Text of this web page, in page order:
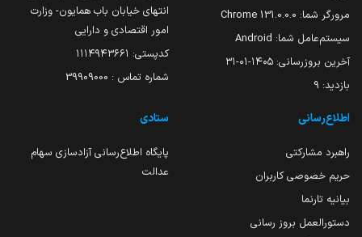
مرورگر شما: 131.0.0.0 Chrome
سیستم‌عامل شما: Android
آخرین بروزرسانی: ۱۴۰۵-۰۱-۳۱
بازدید: 9
انتهای خیابان باب همایون- وزارت
امور اقتصادی و دارایی
کدپستی: ۱۱۱۴۹۴۳۶۶۱
شماره تماس : 39909000
اطلاع‌رسانی
راهبرد مشارکتی
حریم خصوصی کاربران
بیانیه تارنما
دستورالعمل بروز رسانی
ستادی
پایگاه اطلاع‌رسانی آزادسازی سهام
عدالت